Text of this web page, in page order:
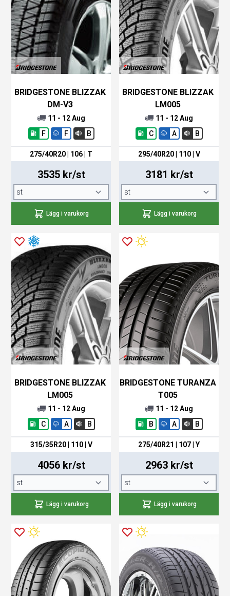
BRIDGESTONE BLIZZAK
DM-V3
11 - 12 Aug
F
F B
275/40R20 | 106 | T
3535 kr/st
Lägg i varukorg
BRIDGESTONE BLIZZAK
LM005
11 - 12 Aug
C
A B
295/40R20 | 110 | V
3181 kr/st
Lägg i varukorg
BRIDGESTONE BLIZZAK
LM005
11 - 12 Aug
C
A B
315/35R20 | 110 | V
4056 kr/st
Lägg i varukorg
BRIDGESTONE TURANZA
T005
11 - 12 Aug
B
A B
275/40R21 | 107 | Y
2963 kr/st
Lägg i varukorg